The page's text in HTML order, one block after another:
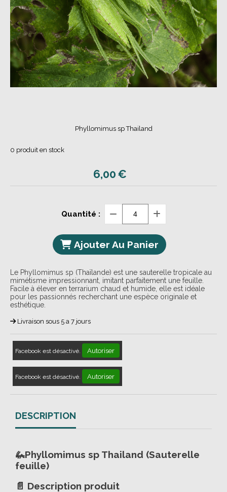
Phyllomimus sp Thailand
6,00€
0 produit en stock
Quantité :
Ajouter Au Panier
Le Phyllomimus sp (Thaïlande) est une sauterelle tropicale au
mimétisme impressionnant, imitant parfaitement une feuille.
Facile à élever en terrarium chaud et humide, elle est idéale
pour les passionnés recherchant une espèce originale et
esthétique.
Livraison sous 5 a 7 jours
Facebook est désactivé. Autoriser
Facebook est désactivé. Autoriser
DESCRIPTION
🦗Phyllomimus sp Thailand (Sauterelle
feuille)
📄 Description produit